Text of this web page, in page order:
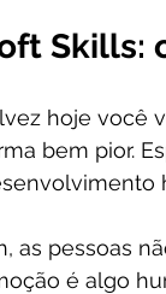
Skills:
hoje você
bem pior.
as pessoas
é algo